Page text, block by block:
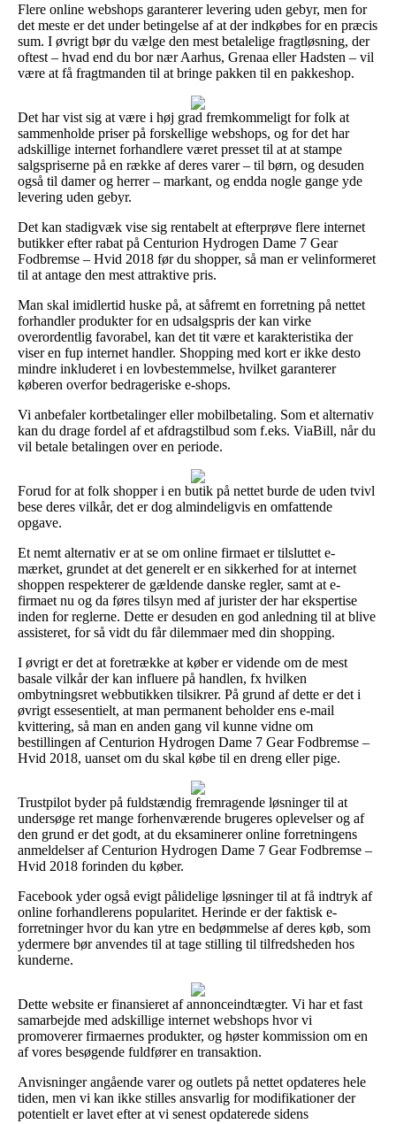
Flere online webshops garanterer levering uden gebyr, men for
det meste er det under betingelse af at der indkøbes for en præcis
sum. I øvrigt bør du vælge den mest betalelige fragtløsning, der
oftest – hvad end du bor nær Aarhus, Grenaa eller Hadsten – vil
være at få fragtmanden til at bringe pakken til en pakkeshop.
Det har vist sig at være i høj grad fremkommeligt for folk at
sammenholde priser på forskellige webshops, og for det har
adskillige internet forhandlere været presset til at at stampe
salgspriserne på en række af deres varer – til børn, og desuden
også til damer og herrer – markant, og endda nogle gange yde
levering uden gebyr.
Det kan stadigvæk vise sig rentabelt at efterprøve flere internet
butikker efter rabat på Centurion Hydrogen Dame 7 Gear
Fodbremse – Hvid 2018 før du shopper, så man er velinformeret
til at antage den mest attraktive pris.
Man skal imidlertid huske på, at såfremt en forretning på nettet
forhandler produkter for en udsalgspris der kan virke
overordentlig favorabel, kan det tit være et karakteristika der
viser en fup internet handler. Shopping med kort er ikke desto
mindre inkluderet i en lovbestemmelse, hvilket garanterer
køberen overfor bedrageriske e-shops.
Vi anbefaler kortbetalinger eller mobilbetaling. Som et alternativ
kan du drage fordel af et afdragstilbud som f.eks. ViaBill, når du
vil betale betalingen over en periode.
Forud for at folk shopper i en butik på nettet burde de uden tvivl
bese deres vilkår, det er dog almindeligvis en omfattende
opgave.
Et nemt alternativ er at se om online firmaet er tilsluttet e-
mærket, grundet at det generelt er en sikkerhed for at internet
shoppen respekterer de gældende danske regler, samt at e-
firmaet nu og da føres tilsyn med af jurister der har ekspertise
inden for reglerne. Dette er desuden en god anledning til at blive
assisteret, for så vidt du får dilemmaer med din shopping.
I øvrigt er det at foretrække at køber er vidende om de mest
basale vilkår der kan influere på handlen, fx hvilken
ombytningsret webbutikken tilsikrer. På grund af dette er det i
øvrigt essesentielt, at man permanent beholder ens e-mail
kvittering, så man en anden gang vil kunne vidne om
bestillingen af Centurion Hydrogen Dame 7 Gear Fodbremse –
Hvid 2018, uanset om du skal købe til en dreng eller pige.
Trustpilot byder på fuldstændig fremragende løsninger til at
undersøge ret mange forhenværende brugeres oplevelser og af
den grund er det godt, at du eksaminerer online forretningens
anmeldelser af Centurion Hydrogen Dame 7 Gear Fodbremse –
Hvid 2018 forinden du køber.
Facebook yder også evigt pålidelige løsninger til at få indtryk af
online forhandlerens popularitet. Herinde er der faktisk e-
forretninger hvor du kan ytre en bedømmelse af deres køb, som
ydermere bør anvendes til at tage stilling til tilfredsheden hos
kunderne.
Dette website er finansieret af annonceindtægter. Vi har et fast
samarbejde med adskillige internet webshops hvor vi
promoverer firmaernes produkter, og høster kommission om en
af vores besøgende fuldfører en transaktion.
Anvisninger angående varer og outlets på nettet opdateres hele
tiden, men vi kan ikke stilles ansvarlig for modifikationer der
potentielt er lavet efter at vi senest opdaterede sidens